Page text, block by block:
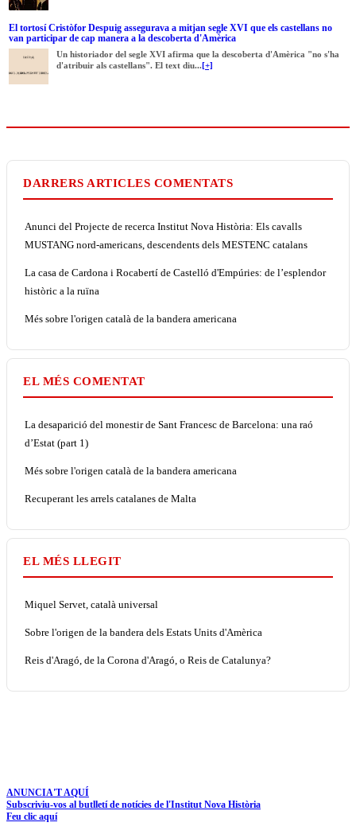
El tortosí Cristòfor Despuig assegurava a mitjan segle XVI que els castellans no
van participar de cap manera a la descoberta d'Amèrica
Un historiador del segle XVI afirma que la descoberta d'Amèrica "no s'ha
d'atribuir als castellans". El text diu...[+]
DARRERS ARTICLES COMENTATS
Anunci del Projecte de recerca Institut Nova Història: Els cavalls
MUSTANG nord-americans, descendents dels MESTENC catalans
La casa de Cardona i Rocabertí de Castelló d'Empúries: de l’esplendor
històric a la ruïna
Més sobre l'origen català de la bandera americana
EL MÉS COMENTAT
La desaparició del monestir de Sant Francesc de Barcelona: una raó
d’Estat (part 1)
Més sobre l'origen català de la bandera americana
Recuperant les arrels catalanes de Malta
EL MÉS LLEGIT
Miquel Servet, català universal
Sobre l'origen de la bandera dels Estats Units d'Amèrica
Reis d'Aragó, de la Corona d'Aragó, o Reis de Catalunya?
ANUNCIA'T AQUÍ
Subscriviu-vos al butlletí de notícies de l'Institut Nova Història
Feu clic aquí